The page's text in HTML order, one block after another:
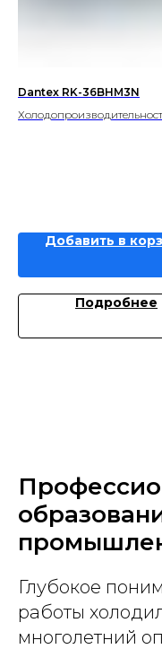
Dantex RK-36BHM3N
Добавить в
Подробнее
Глубокое
работы
многолетний